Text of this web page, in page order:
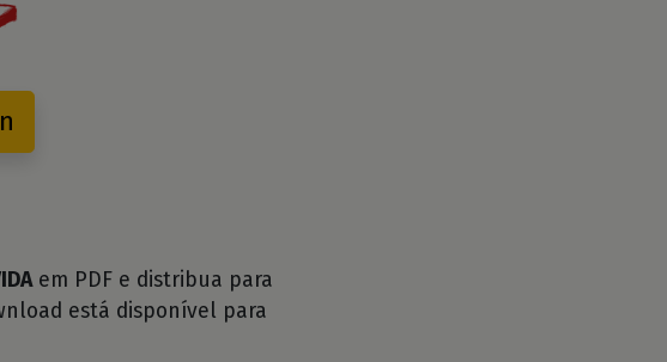
em PDF e distribua para
está disponível para